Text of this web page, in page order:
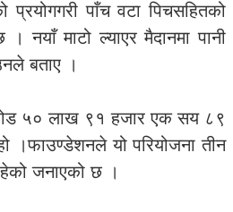
प्रयोगगरी पाँच वटा पिचसहितको
नयाँ माटो ल्याएर मैदानमा पानी
बताए ।
५० लाख ९१ हजार एक सय ८९
।फाउण्डेशनले यो परियोजना तीन
जनाएको छ ।